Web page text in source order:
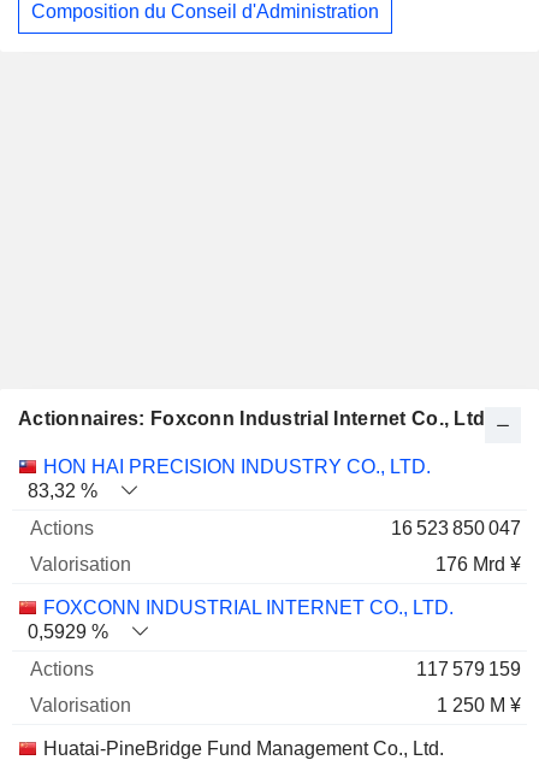
Composition du Conseil d'Administration
Actionnaires: Foxconn Industrial Internet Co., Ltd.
Nom Actions % Valorisation
HON HAI PRECISION INDUSTRY CO., LTD.
83,32 %
16 523 850 047
176 Mrd ¥
FOXCONN INDUSTRIAL INTERNET CO., LTD.
0,5929 %
117 579 159
1 250 M ¥
Huatai-PineBridge Fund Management Co., Ltd.